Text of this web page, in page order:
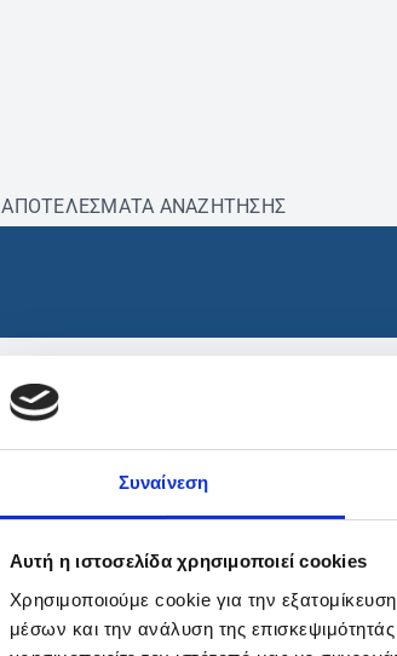
Συναίνεση
Αυτή η ιστοσελίδα χρησιμοποιεί cookies
Χρησιμοποιούμε cookie για την
μέσων και την ανάλυση της
ΑΠΟΤΕΛΕΣΜΑΤΑ ΑΝΑΖΗΤΗΣΗΣ
Δεν